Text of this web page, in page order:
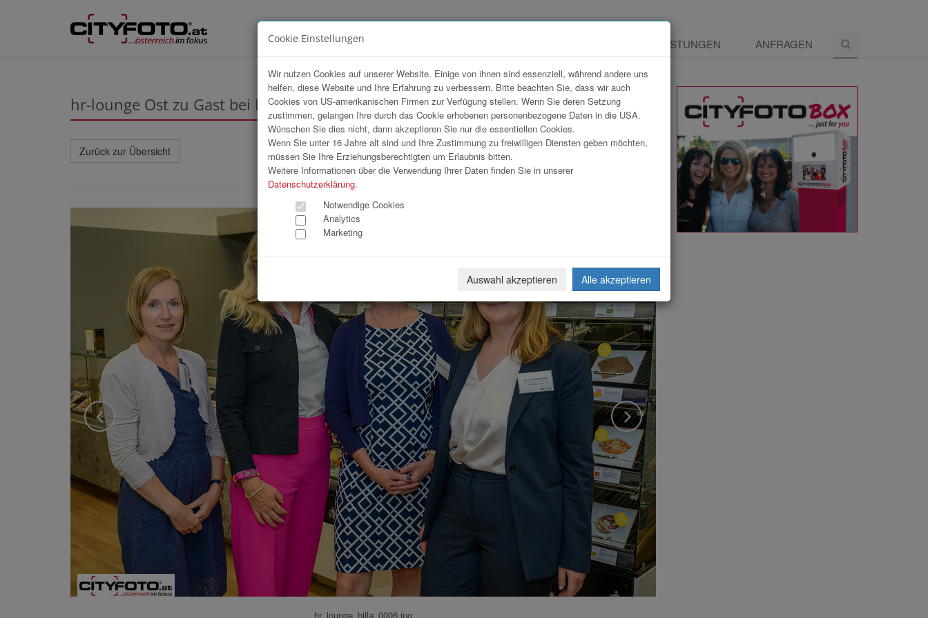
LEISTUNGEN ANFRAGEN
hr-lounge Ost zu Gast bei Billa AG
Zurück zur Übersicht Download Weiterleiten
hr_lounge_billa_0006.jpg
Cookie Einstellungen
Wir nutzen Cookies auf unserer Website. Einige von ihnen sind essenziell, während andere uns
helfen, diese Website und Ihre Erfahrung zu verbessern. Bitte beachten Sie, dass wir auch
Cookies von US-amerikanischen Firmen zur Verfügung stellen. Wenn Sie deren Setzung
zustimmen, gelangen Ihre durch das Cookie erhobenen personenbezogene Daten in die USA.
Wünschen Sie dies nicht, dann akzeptieren Sie nur die essentiellen Cookies.
Wenn Sie unter 16 Jahre alt sind und Ihre Zustimmung zu freiwilligen Diensten geben möchten,
müssen Sie Ihre Erziehungsberechtigten um Erlaubnis bitten.
Weitere Informationen über die Verwendung Ihrer Daten finden Sie in unserer
Datenschutzerklärung.
Notwendige Cookies
Analytics
Marketing
Auswahl akzeptieren Alle akzeptieren